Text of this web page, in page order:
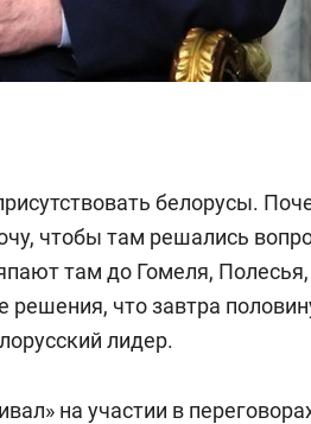
белорусы.
чтобы там решались
там до Гомеля, Полесья,
решения, что завтра
лидер.
на участии в